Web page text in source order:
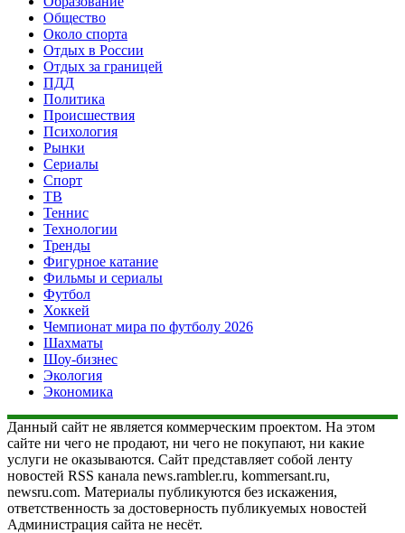
Общество
Около спорта
Отдых в России
Отдых за границей
ПДД
Политика
Происшествия
Психология
Рынки
Сериалы
Спорт
ТВ
Теннис
Технологии
Тренды
Фигурное катание
Фильмы и сериалы
Футбол
Хоккей
Чемпионат мира по футболу 2026
Шахматы
Шоу-бизнес
Экология
Экономика
Данный сайт не является коммерческим проектом. На этом
сайте ни чего не продают, ни чего не покупают, ни какие
услуги не оказываются. Сайт представляет собой ленту
новостей RSS канала news.rambler.ru, kommersant.ru,
newsru.com. Материалы публикуются без искажения,
ответственность за достоверность публикуемых новостей
Администрация сайта не несёт.